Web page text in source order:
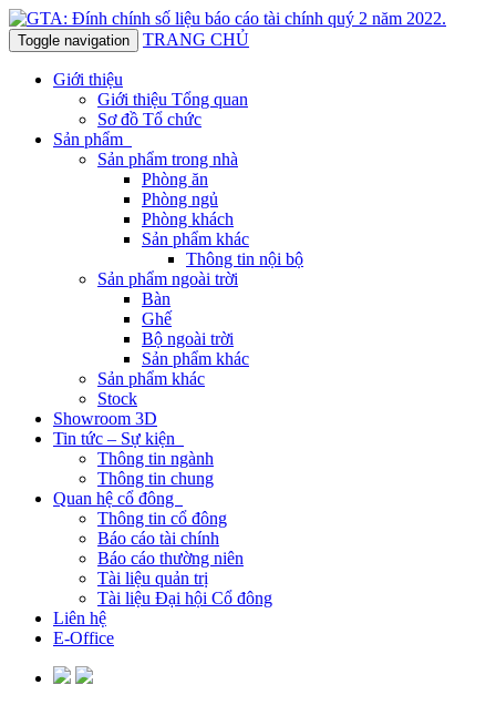
Toggle navigation TRANG CHỦ
Giới thiệu
Giới thiệu Tổng quan
Sơ đồ Tổ chức
Sản phẩm
Sản phẩm trong nhà
Phòng ăn
Phòng ngủ
Phòng khách
Sản phẩm khác
Thông tin nội bộ
Sản phẩm ngoài trời
Bàn
Ghế
Bộ ngoài trời
Sản phẩm khác
Sản phẩm khác
Stock
Showroom 3D
Tin tức – Sự kiện
Thông tin ngành
Thông tin chung
Quan hệ cổ đông
Thông tin cổ đông
Báo cáo tài chính
Báo cáo thường niên
Tài liệu quản trị
Tài liệu Đại hội Cổ đông
Liên hệ
E-Office